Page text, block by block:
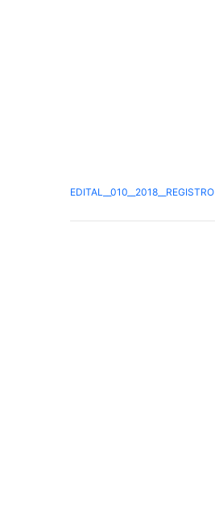
EDITAL__010__2018__REGISTRO